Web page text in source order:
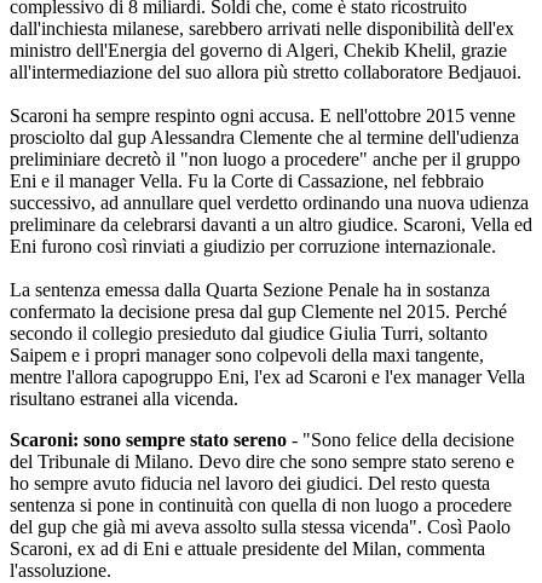
complessivo di 8 miliardi. Soldi che, come è stato ricostruito
dall'inchiesta milanese, sarebbero arrivati nelle disponibilità dell'ex
ministro dell'Energia del governo di Algeri, Chekib Khelil, grazie
all'intermediazione del suo allora più stretto collaboratore Bedjauoi.
Scaroni ha sempre respinto ogni accusa. E nell'ottobre 2015 venne
prosciolto dal gup Alessandra Clemente che al termine dell'udienza
preliminiare decretò il "non luogo a procedere" anche per il gruppo
Eni e il manager Vella. Fu la Corte di Cassazione, nel febbraio
successivo, ad annullare quel verdetto ordinando una nuova udienza
preliminare da celebrarsi davanti a un altro giudice. Scaroni, Vella ed
Eni furono così rinviati a giudizio per corruzione internazionale.
La sentenza emessa dalla Quarta Sezione Penale ha in sostanza
confermato la decisione presa dal gup Clemente nel 2015. Perché
secondo il collegio presieduto dal giudice Giulia Turri, soltanto
Saipem e i propri manager sono colpevoli della maxi tangente,
mentre l'allora capogruppo Eni, l'ex ad Scaroni e l'ex manager Vella
risultano estranei alla vicenda.
Scaroni: sono sempre stato sereno - "Sono felice della decisione
del Tribunale di Milano. Devo dire che sono sempre stato sereno e
ho sempre avuto fiducia nel lavoro dei giudici. Del resto questa
sentenza si pone in continuità con quella di non luogo a procedere
del gup che già mi aveva assolto sulla stessa vicenda". Così Paolo
Scaroni, ex ad di Eni e attuale presidente del Milan, commenta
l'assoluzione.